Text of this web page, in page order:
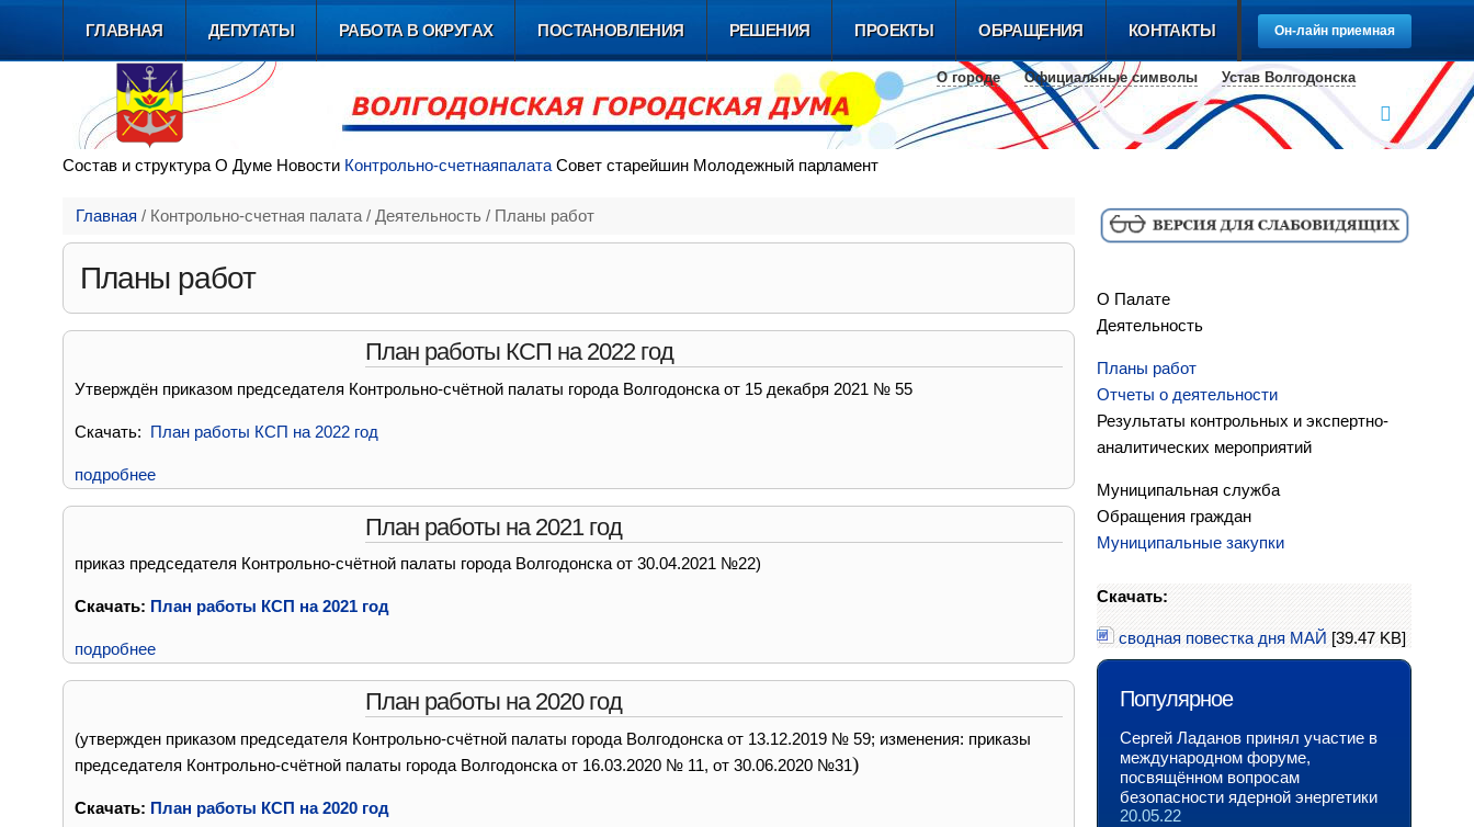
О городе Официальные cимволы Устав Волгодонска
ГЛАВНАЯ ДЕПУТАТЫ РАБОТА В ОКРУГАХ ПОСТАНОВЛЕНИЯ РЕШЕНИЯ ПРОЕКТЫ ОБРАЩЕНИЯ КОНТАКТЫ Он-лайн приемная
Состав и структура О Думе Новости Контрольно-счетнаяпалата Совет старейшин Молодежный парламент
Главная / Контрольно-счетная палата / Деятельность / Планы работ
Планы работ
План работы КСП на 2022 год
Утверждён приказом председателя Контрольно-счётной палаты города Волгодонска от 15 декабря 2021 № 55
Скачать: План работы КСП на 2022 год
подробнее
План работы на 2021 год
приказ председателя Контрольно-счётной палаты города Волгодонска от 30.04.2021 №22)
Скачать: План работы КСП на 2021 год
подробнее
План работы на 2020 год
(утвержден приказом председателя Контрольно-счётной палаты города Волгодонска от 13.12.2019 № 59; изменения: приказы
председателя Контрольно-счётной палаты города Волгодонска от 16.03.2020 № 11, от 30.06.2020 №31)
Скачать: План работы КСП на 2020 год
О Палате
Деятельность
Планы работ
Отчеты о деятельности
Результаты контрольных и экспертно-
аналитических мероприятий
Муниципальная служба
Обращения граждан
Муниципальные закупки
Скачать:
сводная повестка дня МАЙ [39.47 KB]
Популярное
Сергей Ладанов принял участие в
международном форуме,
посвящённом вопросам
безопасности ядерной энергетики
20.05.22